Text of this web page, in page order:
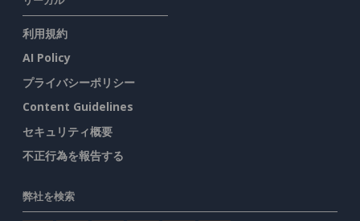
利用規約
AI Policy
プライバシーポリシー
Content Guidelines
セキュリティ概要
不正行為を報告する
弊社を検索